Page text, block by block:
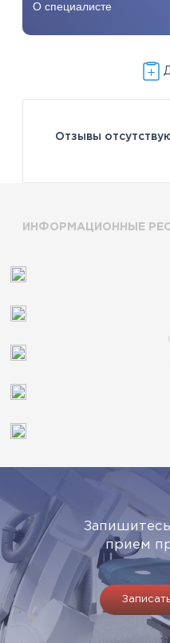
Отзывы
ИНФОРМАЦИОННЫЕ
прием